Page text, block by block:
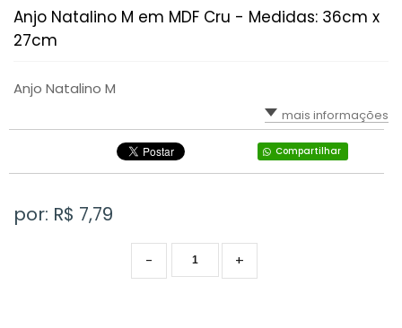
JESUS
CAIXA BATOM
CAIXA PORTA TRUFA
Anjo Natalino M em MDF Cru - Medidas: 36cm x
27cm
Anjo Natalino M
mais informações
Compartilhar
por: R$ 7,79
+
-